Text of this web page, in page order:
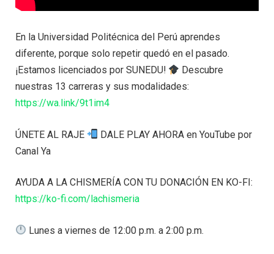
En la Universidad Politécnica del Perú aprendes
diferente, porque solo repetir quedó en el pasado.
¡Estamos licenciados por SUNEDU!
Descubre
nuestras 13 carreras y sus modalidades:
https://wa.link/9t1im4
ÚNETE AL RAJE
DALE PLAY AHORA en YouTube por
Canal Ya
AYUDA A LA CHISMERÍA CON TU DONACIÓN EN KO-FI:
https://ko-fi.com/lachismeria
Lunes a viernes de 12:00 p.m. a 2:00 p.m.